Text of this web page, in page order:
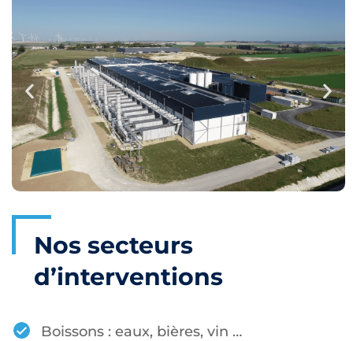
Nos secteurs
d’interventions
Boissons : eaux, bières, vin …